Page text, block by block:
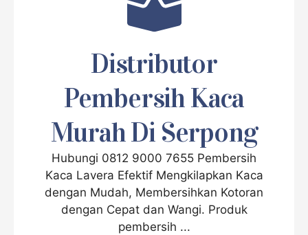
Distributor
Pembersih Kaca
Murah Di Serpong
Hubungi 0812 9000 7655 Pembersih
Kaca Lavera Efektif Mengkilapkan Kaca
dengan Mudah, Membersihkan Kotoran
dengan Cepat dan Wangi. Produk
pembersih ...